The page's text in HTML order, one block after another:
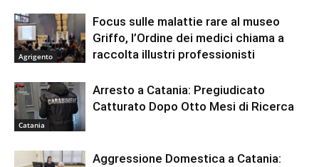
Agrigento
Focus sulle malattie rare al museo
Griffo, l’Ordine dei medici chiama a
raccolta illustri professionisti
Catania
Arresto a Catania: Pregiudicato
Catturato Dopo Otto Mesi di Ricerca
Aggressione Domestica a Catania: